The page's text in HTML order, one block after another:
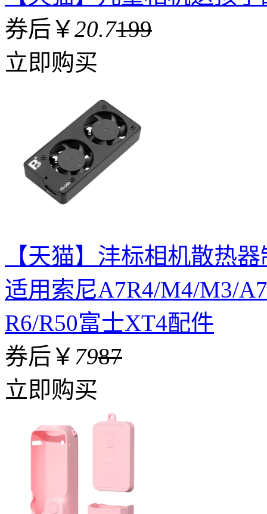
券后￥20.7199
立即购买
【天猫】沣标相机散热
适用索尼A7R4/M4/M3/
R6/R50富士XT4配件
券后￥ 7987
立即购买